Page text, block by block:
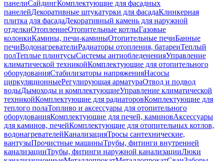
панелиСайдингКомплектующие для фасадных
панелейДекоративные штукатурки для фасадаКлинкерная
плитка для фасадаДекоративный камень для наружной
отделкиОтоплениеОтопительные котлыГазовые
колонкиКамины, печи-каминыОтопительные печиБанные
печиВодонагревателиРадиаторы отопления, батареиТеплый
полТеплые плинтусыСистемы антиобледененияУправление
климатической техникойКомплектующие для отопительного
оборудованияСтабилизаторы напряженияНасосы
циркуляционныеРегулирующая арматураОтвод и подвод
водыДымоходы и комплектующиеУправление климатической
техникойКомплектующие для радиаторовКомплектующие для
теплого полаТопливо и аксессуары для отопительного
оборудованияКомплектующие для печей, каминовАксессуары
для каминов, печейКомплектующие для отопительных котлов,
водонагревателейКанализацияТросы сантехнические,
вантузыПрочистные машиныТрубы, фитинги внутренней
канализацииТрубы, фитинги наружной канализацииЛюки